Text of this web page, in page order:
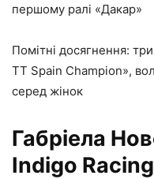
першому ралі «Дакар»
Помітні досягнення:
TT Spain Champion»,
серед жінок
Габріела
Indigo